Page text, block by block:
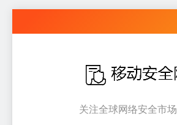
to
移动安全网
关注全球网络安全市场